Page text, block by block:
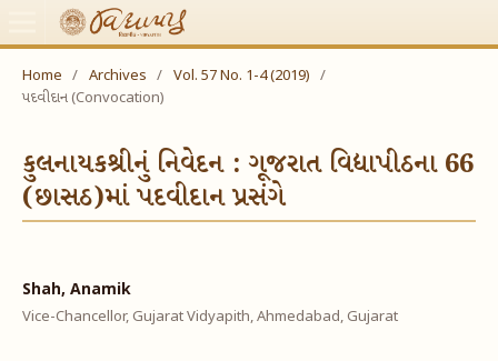
Home / Archives / Vol. 57 No. 1-4 (2019)
/
પદવીદાન (Convocation)
કુલનાયકશ્રીનું નિવેદન : ગૂજરાત વિદ્યાપીઠના 66
(છાસઠ)માં પદવીદાન પ્રસંગે
Shah, Anamik
Vice-Chancellor, Gujarat Vidyapith, Ahmedabad, Gujarat